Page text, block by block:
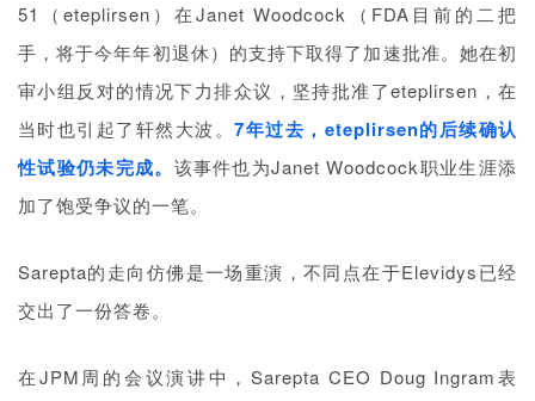
51（eteplirsen）在Janet Woodcock（FDA目前的二把
手，将于今年年初退休）的支持下取得了加速批准。她在初
审小组反对的情况下力排众议，坚持批准了eteplirsen，在
当时也引起了轩然大波。7年过去，eteplirsen的后续确认
性试验仍未完成。 该事件也为Janet Woodcock职业生涯添
加了饱受争议的一笔。
Sarepta的走向仿佛是一场重演，不同点在于Elevidys已经
交出了一份答卷。
在JPM周的会议演讲中，Sarepta CEO Doug Ingram表